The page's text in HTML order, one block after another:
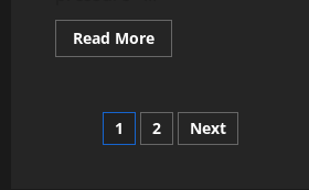
Read MoreRead
more
Pressure
Paginação
1 2 Next